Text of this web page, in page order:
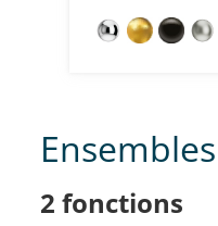
2 fonctions